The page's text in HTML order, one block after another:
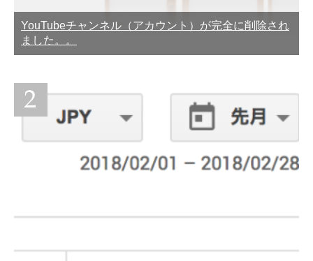
YouTubeチャンネル（アカウント）が完全に削除され
ました。。